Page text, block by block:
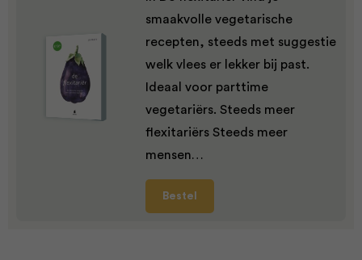
smaakvolle vegetarische
recepten, steeds met suggestie
welk vlees er lekker bij past.
Ideaal voor parttime
vegetariërs. Steeds meer
flexitariërs Steeds meer
mensen…
Bestel